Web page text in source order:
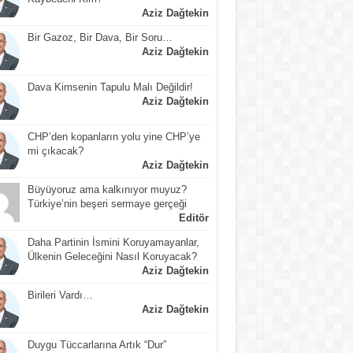
Aziz Dağtekin
Bir Gazoz, Bir Dava, Bir Soru…
Aziz Dağtekin
Dava Kimsenin Tapulu Malı Değildir!
Aziz Dağtekin
CHP’den kopanların yolu yine CHP’ye
mi çıkacak?
Aziz Dağtekin
Büyüyoruz ama kalkınıyor muyuz?
Türkiye’nin beşeri sermaye gerçeği
Editör
Daha Partinin İsmini Koruyamayanlar,
Ülkenin Geleceğini Nasıl Koruyacak?
Aziz Dağtekin
Birileri Vardı…
Aziz Dağtekin
Duygu Tüccarlarına Artık “Dur”